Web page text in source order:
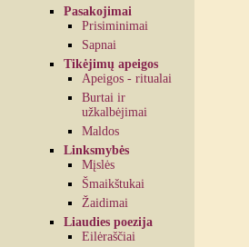
Pasakojimai
Prisiminimai
Sapnai
Tikėjimų apeigos
Apeigos - ritualai
Burtai ir
užkalbėjimai
Maldos
Linksmybės
Mįslės
Šmaikštukai
Žaidimai
Liaudies poezija
Eilėraščiai